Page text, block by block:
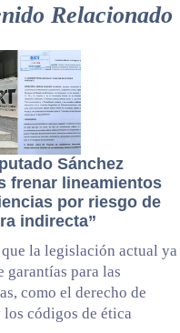
Relacionado
Sánchez
frenar lineamientos
por riesgo de
indirecta”
la legislación actual ya
garantías para las
como el derecho de
códigos de ética